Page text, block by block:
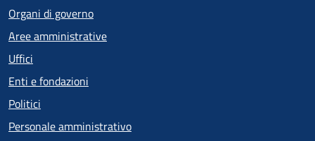
Organi di governo
Aree amministrative
Uffici
Enti e fondazioni
Politici
Personale amministrativo